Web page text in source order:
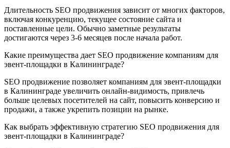
Длительность SEO продвижения зависит от многих факторов,
включая конкуренцию, текущее состояние сайта и
поставленные цели. Обычно заметные результаты
достигаются через 3-6 месяцев после начала работ.
Какие преимущества дает SEO продвижение компаниям для
эвент-площадки в Калининграде?
SEO продвижение позволяет компаниям для эвент-площадки
в Калининграде увеличить онлайн-видимость, привлечь
больше целевых посетителей на сайт, повысить конверсию и
продажи, а также укрепить позиции на рынке.
Как выбрать эффективную стратегию SEO продвижения для
эвент-площадки в Калининграде?